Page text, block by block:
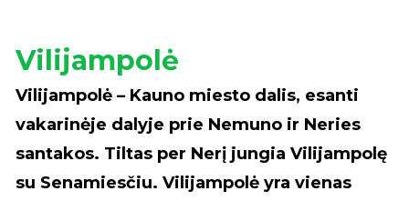
Vilijampolė
Vilijampolė – Kauno miesto dalis, esanti
vakarinėje dalyje prie Nemuno ir Neries
santakos. Tiltas per Nerį jungia Vilijampolę
su Senamiesčiu. Vilijampolė yra vienas